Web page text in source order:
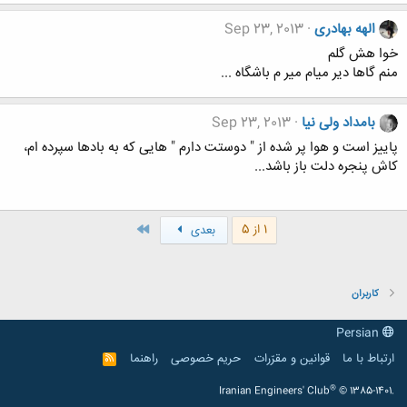
الهه بهادری Sep 23, 2013
خوا هش گلم
منم گاها دیر میام میر م باشگاه ...
بامداد ولی نیا Sep 23, 2013
پاییز است و هوا پر شده از " دوستت دارم " هایی که به بادها سپرده ام،
کاش پنجره دلت باز باشد...
1 از 5 بعدی
کاربران
ارتباط با ما
قوانین و مقرّرات حریم خصوصی راهنما
R
S
Iranian Engineers' Club® © 1385-1401.